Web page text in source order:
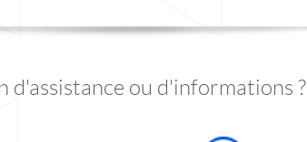
d'assistance ou d'informations ?